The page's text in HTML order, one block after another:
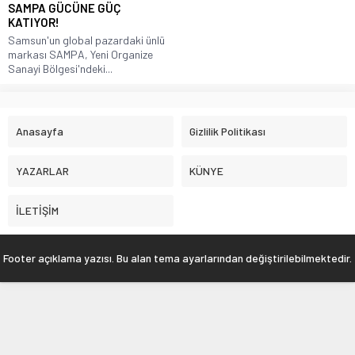
SAMPA GÜCÜNE GÜÇ
KATIYOR!
Samsun'un global pazardaki ünlü
markası SAMPA, Yeni Organize
Sanayi Bölgesi'ndeki...
Anasayfa Gizlilik Politikası
YAZARLAR KÜNYE
İLETİŞİM
Footer açıklama yazısı. Bu alan tema ayarlarından değiştirilebilmektedir.